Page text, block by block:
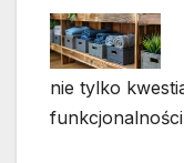
nie tylko